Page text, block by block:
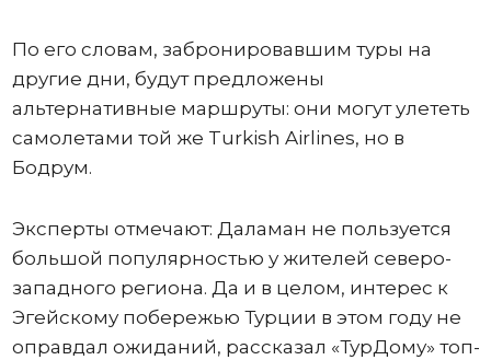
По его словам, забронировавшим туры на
другие дни, будут предложены
альтернативные маршруты: они могут улететь
самолетами той же Turkish Airlines, но в
Бодрум.
Эксперты отмечают: Даламан не пользуется
большой популярностью у жителей северо-
западного региона. Да и в целом, интерес к
Эгейскому побережью Турции в этом году не
оправдал ожиданий, рассказал «ТурДому» топ-